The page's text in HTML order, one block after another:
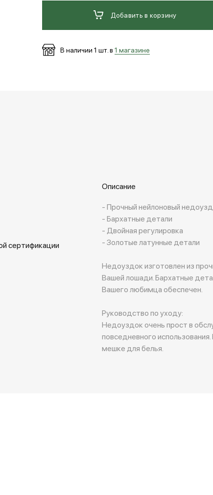
Добавить в корзину
В наличии 1 шт. в 1 магазине
сертификации
Описание
- Прочный нейлоновый
- Бархатные детали
- Двойная регулировка
- Золотые латунные детали
Недоуздок изготовлен из
Вашей лошади. Бархатные
Вашего любимца обеспечен.
Руководство по уходу:
Недоуздок очень прост в
повседневного
мешке для белья.